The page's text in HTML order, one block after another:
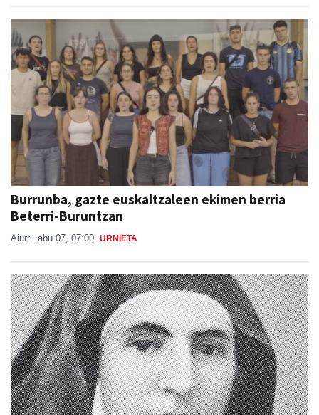
Burrunba, gazte euskaltzaleen ekimen berria
Beterri-Buruntzan
Aiurri abu 07, 07:00 URNIETA